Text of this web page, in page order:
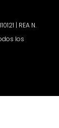
| REA N.
los